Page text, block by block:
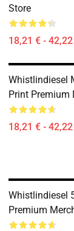
Store
18,21 € -
Whistlindiesel
Print Premium
18,21 € -
Whistlindiesel
Premium